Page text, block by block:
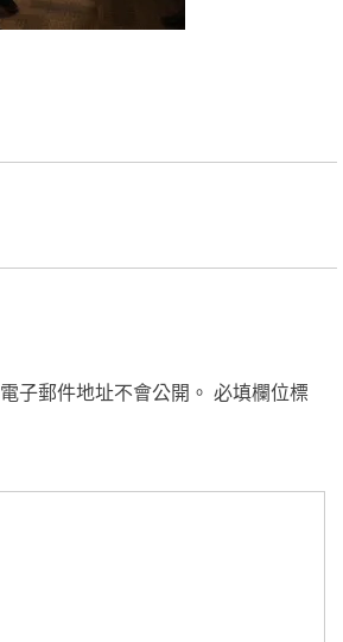
子郵件地址不會公開。 必填欄位標